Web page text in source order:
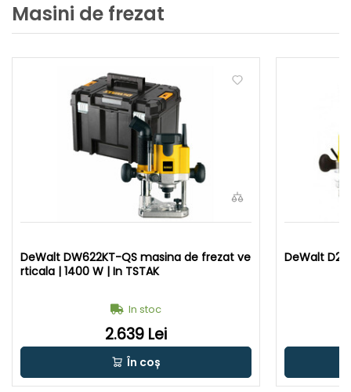
Masini de frezat
DeWalt DW622KT-QS masina de frezat ve
rticala | 1400 W | In TSTAK
In stoc
2.639 Lei
În coș